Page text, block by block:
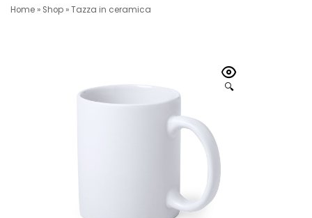
Home » Shop »Tazza in ceramica
🔍